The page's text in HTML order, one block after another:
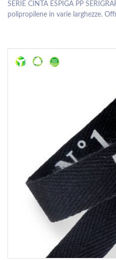
SERIE CINTA ESPIGA PP
polipropilene in varie larghezze.